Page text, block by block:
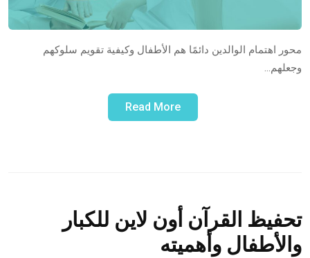
محور اهتمام الوالدين دائمًا هم الأطفال وكيفية تقويم سلوكهم
وجعلهم…
Read More
تحفيظ القرآن أون لاين للكبار
والأطفال وأهميته